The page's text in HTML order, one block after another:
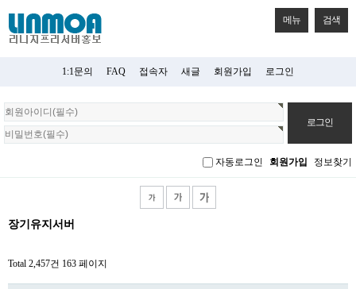
메뉴 검색
1:1문의 FAQ 접속자 새글 회원가입 로그인
회
원
로
자동로그인 회원가입 정보찾기
장기유지서버
Total 2,457건 163 페이지